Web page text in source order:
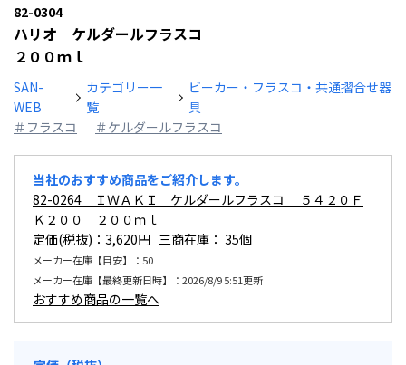
82-0304
ハリオ ケルダールフラスコ
２００ｍｌ
SAN-
WEB
カテゴリー一
覧
ビーカー・フラスコ・共通摺合せ器
具
＃フラスコ
＃ケルダールフラスコ
当社のおすすめ商品をご紹介します。
82-0264 ＩＷＡＫＩ ケルダールフラスコ ５４２０Ｆ
Ｋ２００ ２００ｍｌ
定価(税抜)：3,620円 三商在庫： 35個
メーカー在庫【目安】：50
メーカー在庫【最終更新日時】：2026/8/9 5:51更新
おすすめ商品の一覧へ